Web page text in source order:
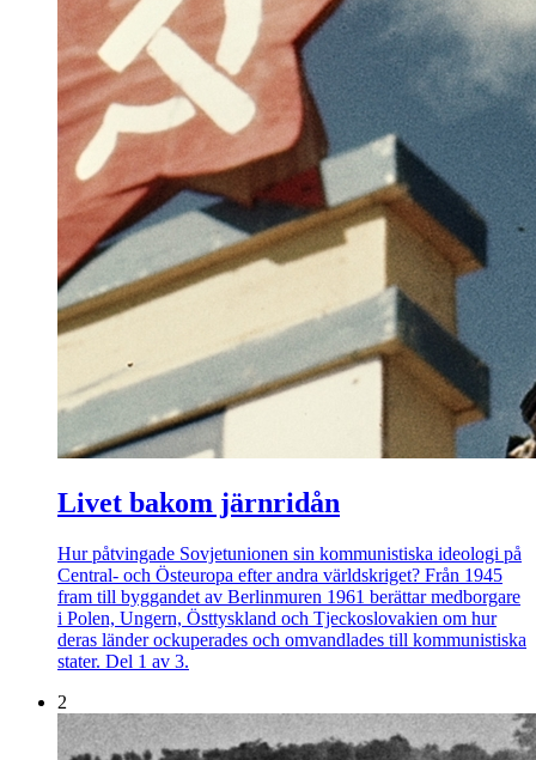
Livet bakom järnridån
Hur påtvingade Sovjetunionen sin kommunistiska ideologi på
Central- och Östeuropa efter andra världskriget? Från 1945
fram till byggandet av Berlinmuren 1961 berättar medborgare
i Polen, Ungern, Östtyskland och Tjeckoslovakien om hur
deras länder ockuperades och omvandlades till kommunistiska
stater. Del 1 av 3.
2